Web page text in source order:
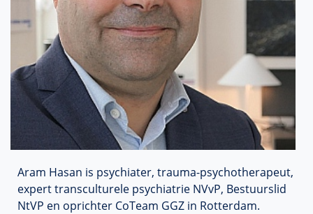
Aram Hasan is psychiater, trauma-psychotherapeut,
expert transculturele psychiatrie NVvP, Bestuurslid
NtVP en oprichter CoTeam GGZ in Rotterdam.